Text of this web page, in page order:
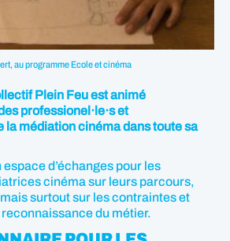
au programme Ecole et cinéma
Plein Feu est animé
professionel·le·s et
la médiation cinéma dans toute sa
espace d’échanges pour les
cinéma sur leurs parcours,
surtout sur les contraintes et
du métier.